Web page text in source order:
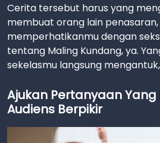
Cerita tersebut harus yang
membuat orang lain
memperhatikanmu dengan
tentang Maling Kundang, ya.
sekelasmu langsung
Ajukan Pertanyaan
Audiens Berpikir